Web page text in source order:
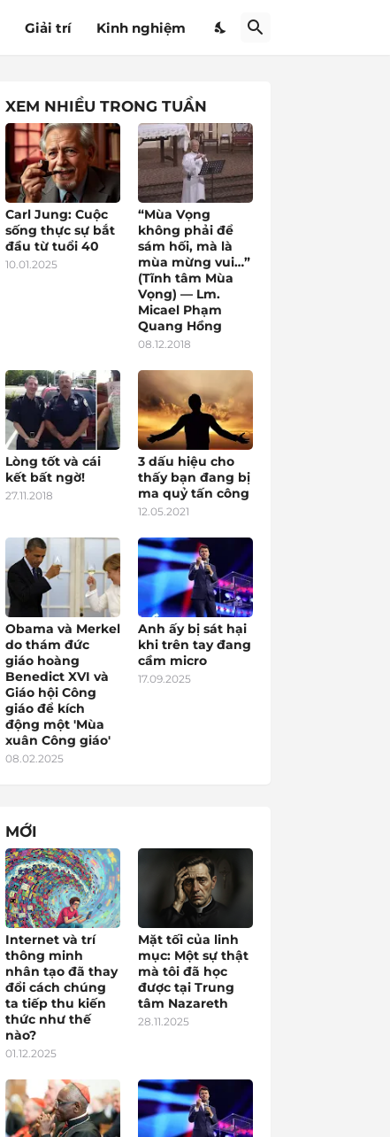
Giải trí Kinh nghiệm
XEM NHIỀU TRONG TUẦN
Carl Jung: Cuộc
sống thực sự bắt
đầu từ tuổi 40
10.01.2025
“Mùa Vọng
không phải để
sám hối, mà là
mùa mừng vui…”
(Tĩnh tâm Mùa
Vọng) — Lm.
Micael Phạm
Quang Hồng
08.12.2018
Lòng tốt và cái
kết bất ngờ!
27.11.2018
3 dấu hiệu cho
thấy bạn đang bị
ma quỷ tấn công
12.05.2021
Obama và Merkel
do thám đức
giáo hoàng
Benedict XVI và
Giáo hội Công
giáo để kích
động một 'Mùa
xuân Công giáo'
08.02.2025
Anh ấy bị sát hại
khi trên tay đang
cầm micro
17.09.2025
MỚI
Internet và trí
thông minh
nhân tạo đã thay
đổi cách chúng
ta tiếp thu kiến
thức như thế
nào?
01.12.2025
Mặt tối của linh
mục: Một sự thật
mà tôi đã học
được tại Trung
tâm Nazareth
28.11.2025